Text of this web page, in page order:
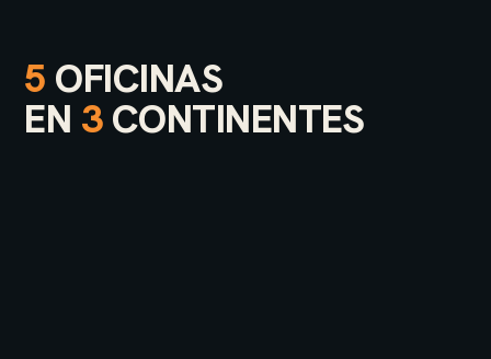
5 OFICINAS
EN 3CONTINENTES